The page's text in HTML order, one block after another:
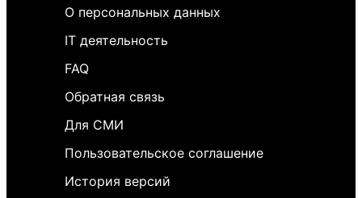
О персональных данных
IT деятельность
FAQ
Обратная связь
Для СМИ
Пользовательское соглашение
История версий